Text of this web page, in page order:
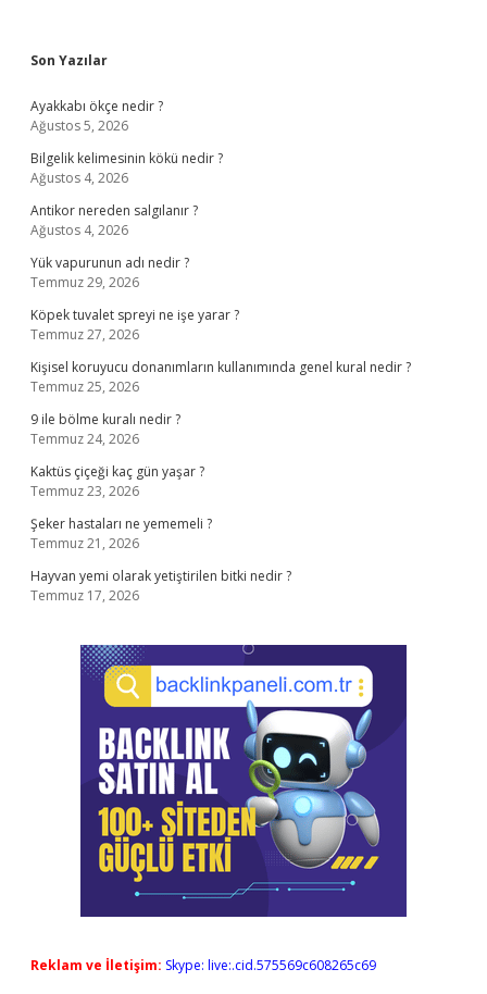
Sidebar
Son Yazılar
Ayakkabı ökçe nedir ?
Ağustos 5, 2026
Bilgelik kelimesinin kökü nedir ?
Ağustos 4, 2026
Antikor nereden salgılanır ?
Ağustos 4, 2026
Yük vapurunun adı nedir ?
Temmuz 29, 2026
Köpek tuvalet spreyi ne işe yarar ?
Temmuz 27, 2026
Kişisel koruyucu donanımların kullanımında genel kural nedir ?
Temmuz 25, 2026
9 ile bölme kuralı nedir ?
Temmuz 24, 2026
Kaktüs çiçeği kaç gün yaşar ?
Temmuz 23, 2026
Şeker hastaları ne yememeli ?
Temmuz 21, 2026
Hayvan yemi olarak yetiştirilen bitki nedir ?
Temmuz 17, 2026
Reklam ve İletişim: Skype: live:.cid.575569c608265c69